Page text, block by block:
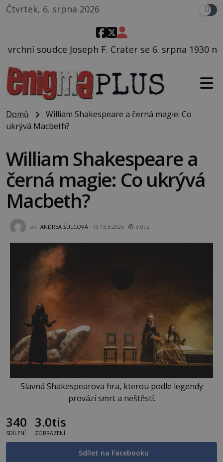
Čtvrtek, 6. srpna 2026
F. Crater se 6. srpna 1930 navečeří ve své
Domů
William Shakespeare a černá magie: Co
ukrývá Macbeth?
William Shakespeare a
černá magie: Co ukrývá
Macbeth?
od ANDREA ŠULCOVÁ 16.6.2026 3.0tis
Slavná Shakespearova hra, kterou podle legendy
provází smrt a neštěstí.
340
SDÍLENÍ
3.0tis
ZOBRAZENÍ
Sdílet na Facebooku